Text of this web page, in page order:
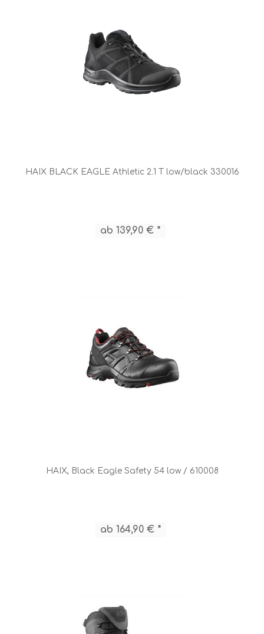
HAIX BLACK EAGLE Athletic 2.1 T low/black 330016
ab 139,90 € *
HAIX, Black Eagle Safety 54 low / 610008
ab 164,90 € *